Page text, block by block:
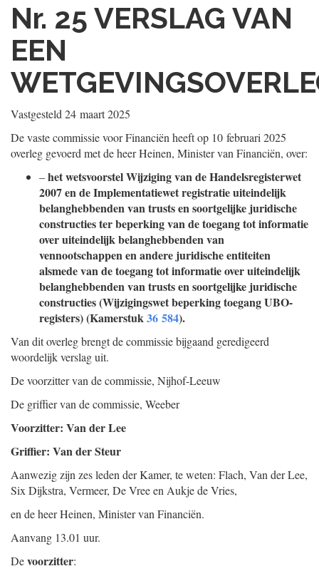
Nr. 25 VERSLAG VAN
EEN
Vastgesteld 24 maart 2025
De vaste commissie voor Financiën heeft op 10 februari 2025
overleg gevoerd met de heer Heinen, Minister van Financiën, over:
–het wetsvoorstel Wijziging van de Handelsregisterwet
2007 en de Implementatiewet registratie uiteindelijk
belanghebbenden van trusts en soortgelijke juridische
constructies ter beperking van de toegang tot informatie
over uiteindelijk belanghebbenden van
vennootschappen en andere juridische entiteiten
alsmede van de toegang tot informatie over uiteindelijk
belanghebbenden van trusts en soortgelijke juridische
constructies (Wijzigingswet beperking toegang UBO-
registers) (Kamerstuk36 584).
Van dit overleg brengt de commissie bijgaand geredigeerd
woordelijk verslag uit.
De voorzitter van de commissie, Nijhof-Leeuw
De griffier van de commissie, Weeber
Voorzitter: Van der Lee
Griffier: Van der Steur
Aanwezig zijn zes leden der Kamer, te weten: Flach, Van der Lee,
Six Dijkstra, Vermeer, De Vree en Aukje de Vries,
en de heer Heinen, Minister van Financiën.
Aanvang 13.01 uur.
Devoorzitter: